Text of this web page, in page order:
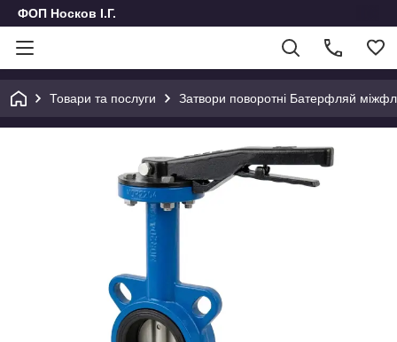
ФОП Носков І.Г.
Товари та послуги Затвори поворотні Батерфляй